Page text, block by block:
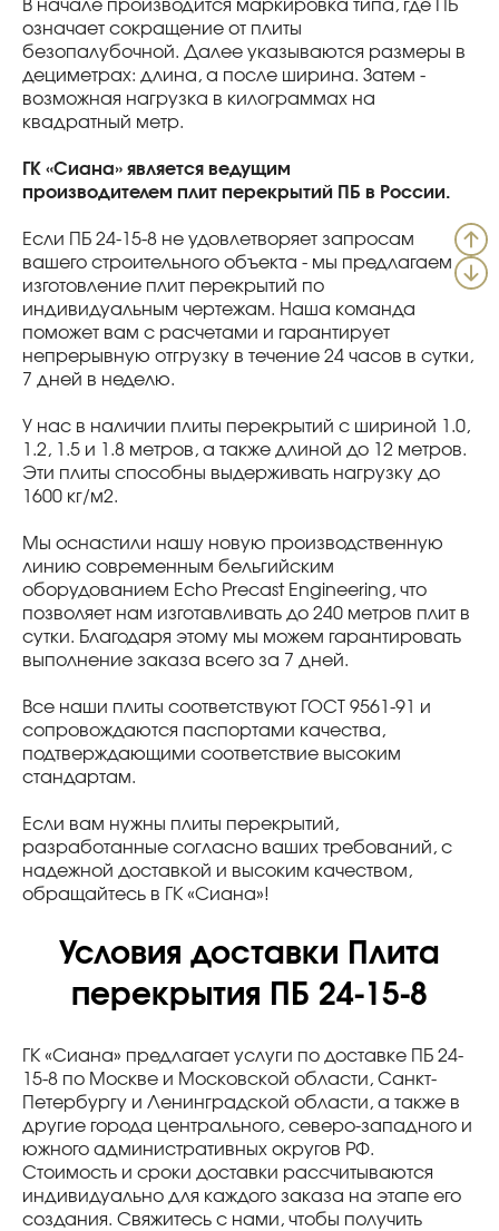
В начале производится маркировка типа, где ПБ
означает сокращение от плиты
безопалубочной. Далее указываются размеры в
дециметрах: длина, а после ширина. Затем -
возможная нагрузка в килограммах на
квадратный метр.
ГК «Сиана» является ведущим
производителем плит перекрытий ПБ в России.
Если ПБ 24-15-8 не удовлетворяет запросам
вашего строительного объекта - мы предлагаем
изготовление плит перекрытий по
индивидуальным чертежам. Наша команда
поможет вам с расчетами и гарантирует
непрерывную отгрузку в течение 24 часов в сутки,
7 дней в неделю.
У нас в наличии плиты перекрытий с шириной 1.0,
1.2, 1.5 и 1.8 метров, а также длиной до 12 метров.
Эти плиты способны выдерживать нагрузку до
1600 кг/м2.
Мы оснастили нашу новую производственную
линию современным бельгийским
оборудованием Echo Precast Engineering, что
позволяет нам изготавливать до 240 метров плит в
сутки. Благодаря этому мы можем гарантировать
выполнение заказа всего за 7 дней.
Все наши плиты соответствуют ГОСТ 9561-91 и
сопровождаются паспортами качества,
подтверждающими соответствие высоким
стандартам.
Если вам нужны плиты перекрытий,
разработанные согласно ваших требований, с
надежной доставкой и высоким качеством,
обращайтесь в ГК «Сиана»!
Условия доставки Плита
перекрытия ПБ 24-15-8
ГК «Сиана» предлагает услуги по доставке ПБ 24-
15-8 по Москве и Московской области, Санкт-
Петербургу и Ленинградской области, а также в
другие города центрального, северо-западного и
южного административных округов РФ.
Стоимость и сроки доставки рассчитываются
индивидуально для каждого заказа на этапе его
создания. Свяжитесь с нами, чтобы получить